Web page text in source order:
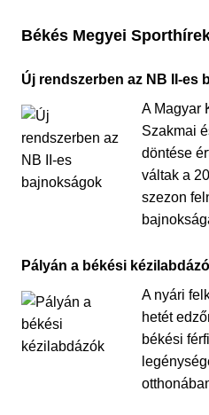
Békés Megyei
Új rendszerben az NB II-es
A Magyar
Szakmai
döntése
váltak a
szezon
Pályán a békési
A nyári
hetét
békési